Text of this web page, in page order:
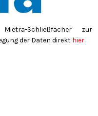
Schließfächer zur
der Daten direkt hier.